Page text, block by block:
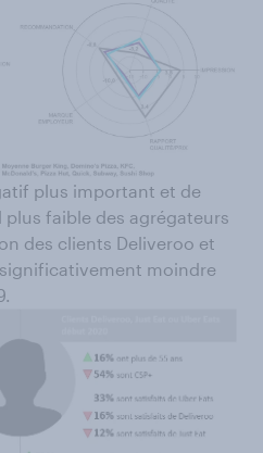
plus important et de
faible des agrégateurs
des clients Deliveroo et
moindre